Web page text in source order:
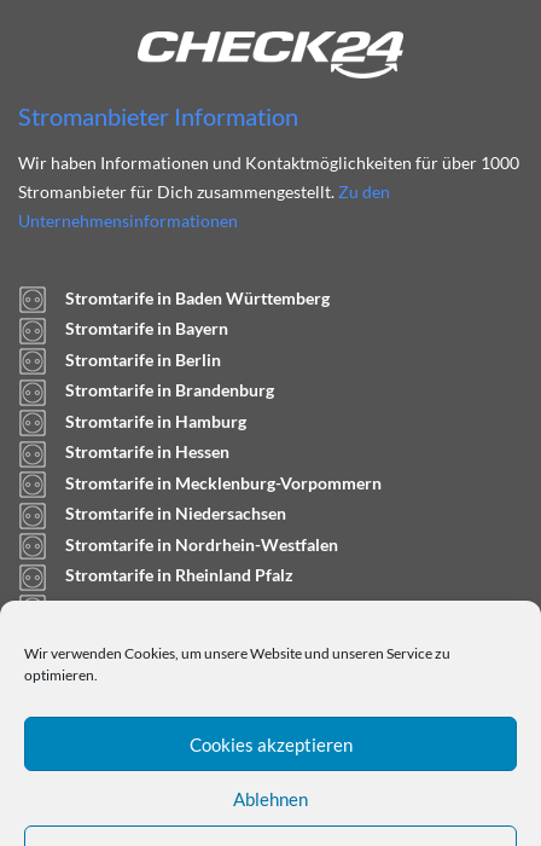
Wir verwenden Cookies, um unsere Website und unseren Service zu
optimieren.
Cookies akzeptieren
Ablehnen
Stromanbieter Information
Wir haben Informationen und Kontaktmöglichkeiten für über 1000
Stromanbieter für Dich zusammengestellt. Zu den
Unternehmensinformationen
Stromtarife in Baden Württemberg
Stromtarife in Bayern
Stromtarife in Berlin
Stromtarife in Brandenburg
Stromtarife in Hamburg
Stromtarife in Hessen
Stromtarife in Mecklenburg-Vorpommern
Stromtarife in Niedersachsen
Stromtarife in Nordrhein-Westfalen
Stromtarife in Rheinland Pfalz
Stromtarife in Saarland
Stromtarife in Schleswig-Holstein